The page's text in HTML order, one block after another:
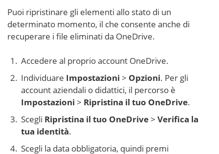
Puoi ripristinare gli elementi allo stato di un
determinato momento, il che consente anche di
recuperare i file eliminati da OneDrive.
Accedere al proprio account OneDrive.
Individuare Impostazioni > Opzioni. Per gli
account aziendali o didattici, il percorso è
Impostazioni > Ripristina il tuo OneDrive.
Scegli Ripristina il tuo OneDrive> Verifica la
tua identità.
Scegli la data obbligatoria, quindi premi